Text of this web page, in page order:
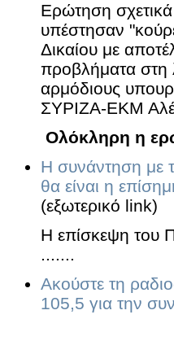
Ερώτηση
υπέστησαν
Δικαίου με
προβλήματα στη
αρμόδιους
ΣΥΡΙΖΑ-ΕΚΜ
Ολόκληρη η
Η συνάντηση με
θα είναι η
(εξωτερικό link)
Η επίσκεψη του
.......
Ακούστε τη
105,5 για την